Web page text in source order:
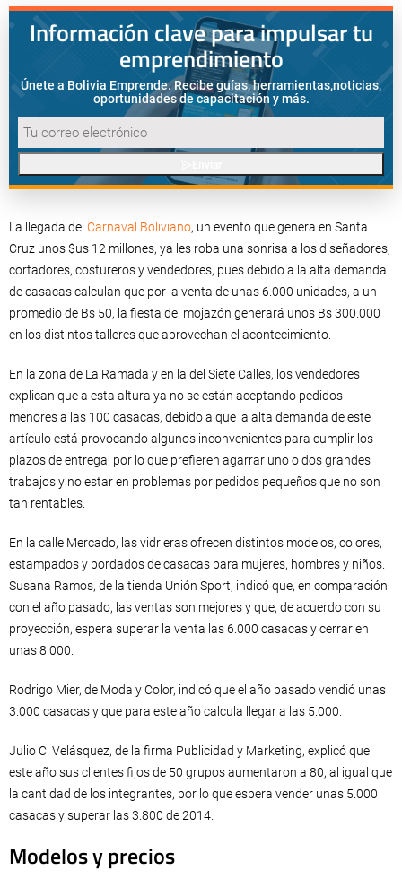
Información clave para impulsar tu
emprendimiento
Únete a Bolivia Emprende. Recibe guías, herramientas,noticias,
oportunidades de capacitación y más.
La llegada del Carnaval Boliviano, un evento que genera en Santa
Cruz unos $us 12 millones, ya les roba una sonrisa a los diseñadores,
cortadores, costureros y vendedores, pues debido a la alta demanda
de casacas calculan que por la venta de unas 6.000 unidades, a un
promedio de Bs 50, la fiesta del mojazón generará unos Bs 300.000
en los distintos talleres que aprovechan el acontecimiento.
En la zona de La Ramada y en la del Siete Calles, los vendedores
explican que a esta altura ya no se están aceptando pedidos
menores a las 100 casacas, debido a que la alta demanda de este
artículo está provocando algunos inconvenientes para cumplir los
plazos de entrega, por lo que prefieren agarrar uno o dos grandes
trabajos y no estar en problemas por pedidos pequeños que no son
tan rentables.
En la calle Mercado, las vidrieras ofrecen distintos modelos, colores,
estampados y bordados de casacas para mujeres, hombres y niños.
Susana Ramos, de la tienda Unión Sport, indicó que, en comparación
con el año pasado, las ventas son mejores y que, de acuerdo con su
proyección, espera superar la venta las 6.000 casacas y cerrar en
unas 8.000.
Rodrigo Mier, de Moda y Color, indicó que el año pasado vendió unas
3.000 casacas y que para este año calcula llegar a las 5.000.
Julio C. Velásquez, de la firma Publicidad y Marketing, explicó que
este año sus clientes fijos de 50 grupos aumentaron a 80, al igual que
la cantidad de los integrantes, por lo que espera vender unas 5.000
casacas y superar las 3.800 de 2014.
Modelos y precios